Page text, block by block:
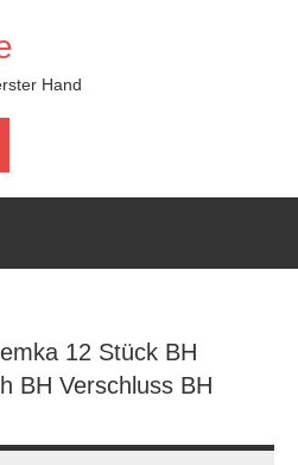
Hand
12 Stück BH
BH Verschluss BH